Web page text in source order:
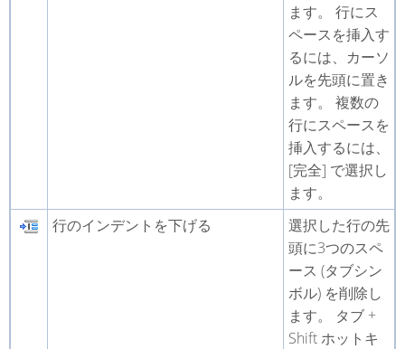
ます。 行にス
ペースを挿入す
るには、カーソ
ルを先頭に置き
ます。 複数の
行にスペースを
挿入するには、
[完全] で選択し
ます。
行のインデントを下げる
選択した行の先
頭に3つのスペ
ース (タブシン
ボル) を削除し
ます。 タブ +
Shift ホットキ